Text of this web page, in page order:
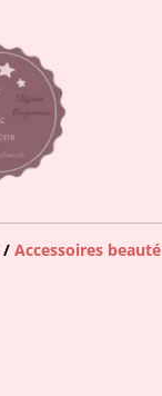
/ Accessoires beauté